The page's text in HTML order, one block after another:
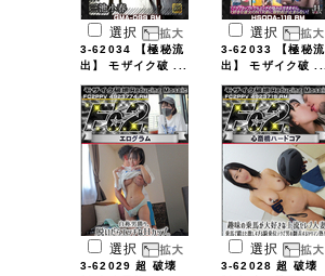
選択
3-62034 【極秘流
出】 モザイク破 ...
選択
3-62033 【極秘流
出】 モザイク破 ...
選択
3-62029 超 破壊
選択
3-62028 超 破壊